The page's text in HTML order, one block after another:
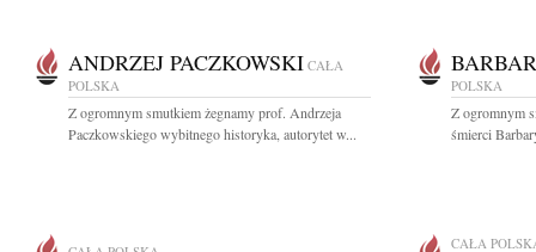
ANDRZEJ PACZKOWSKI CAŁA
POLSKA
Z ogromnym smutkiem żegnamy prof. Andrzeja
Paczkowskiego wybitnego historyka, autorytet w...
POLSKA
Z ogromnym
śmierci
CAŁA